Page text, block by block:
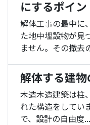
にするポイン
解体工事の最中に
た地中埋設物が見
ません。その撤去
解体する建
木造木造建築は柱
れた構造をしてい
で、設計の自由度...